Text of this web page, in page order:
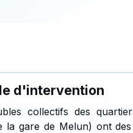
d'intervention
collectifs des
la gare de Melun) ont